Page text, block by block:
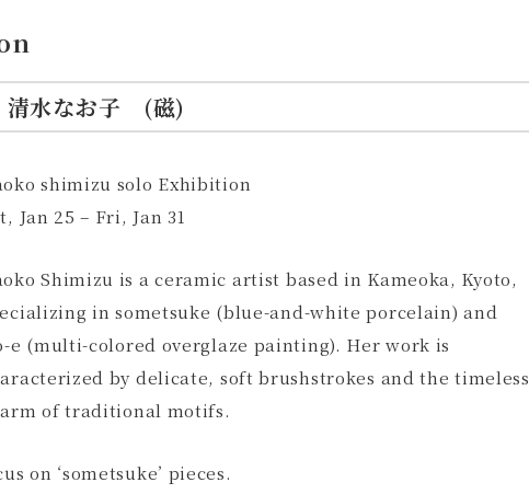
水なお子 (磁)
shimizu solo Exhibition
Jan 25 – Fri, Jan 31
Shimizu is a ceramic artist based in Kameoka, Kyoto,
in sometsuke (blue-and-white porcelain) and
e (multi-colored overglaze painting). Her work is
by delicate, soft brushstrokes and the timeless
of traditional motifs.
on ‘sometsuke’ pieces.